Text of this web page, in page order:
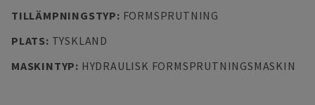
TILLÄMPNINGSTYP: FORMSPRUTNING
PLATS: TYSKLAND
MASKINTYP: HYDRAULISK FORMSPRUTNINGSMASKIN